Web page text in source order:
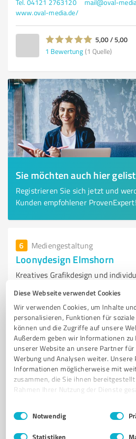
Diese Webseite verwendet Cookies
Wir verwenden Cookies, um Inhalte
personalisieren, Funktionen für
können und die Zugriffe auf unsere
Außerdem geben wir Informationen zu
unserer Website an unsere Partner für
Werbung und Analysen weiter.
Informationen möglicherweise mit
zusammen, die Sie ihnen
Rahmen Ihrer Nutzung der Dienste
Impressum Datenschutzbestimmungen
Einwilligungsauswahl
Notwendig
Statistiken
Tel. 04121 2763120
mail@oval-
www.oval-media.de/
5,00 / 5,00
1 Bewertung (1 Quelle)
Sie möchten auch hier
Registrieren Sie sich jetzt und
Kunden empfohlener ProvenExpert!
6 Mediengestaltung
Loonydesign Elmshorn
Kreatives Grafikdesign und
GRAFIKDESIGN ELMSHORN BRANDING
PRINTMEDIEN DIGITALE GESTALTUNG
INDIVIDUELLE BERATUNG ANDREA LÖHNDORF
VISUELLE KOMMUNIKATION DESIGNAGENTUR
REGIONALE UNTERSTÜTZUNG
Dorothea-Erxleben-Straße 5,
1Bewertung (1 Quelle)